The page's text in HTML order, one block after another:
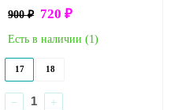
900 ₽ 720 ₽
Есть в наличии (1)
17 18
− +